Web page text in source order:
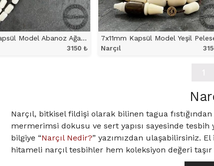
7x11mm Kapsül Model Abanoz Ağacı Karışımlı Narçıl Tesbih
3150 ₺ Narçıl
Narçıl, bitkisel fildişi olarak bilinen tagua
mermerimsi dokusu ve sert yapısı sayesinde tesbih
bilgiye “Narçıl Nedir?” yazımızdan ulaşabilirsiniz.
hitameli narçıl tesbihler hem koleksiyon değeri